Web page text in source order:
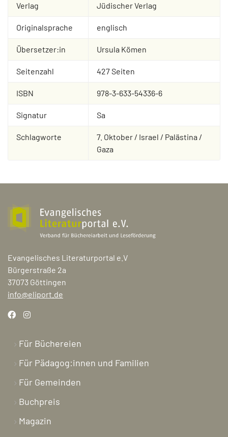
Verlag Jüdischer Verlag
Originalsprache englisch
Übersetzer:in Ursula Kömen
Seitenzahl 427 Seiten
ISBN 978-3-633-54336-6
Signatur Sa
Schlagworte
7. Oktober / Israel / Palästina /
Gaza
Evangelisches Literaturportal e.V
Bürgerstraße 2a
37073 Göttingen
info@eliport.de
Für Büchereien
Für Pädagog:innen und Familien
Für Gemeinden
Buchpreis
Magazin